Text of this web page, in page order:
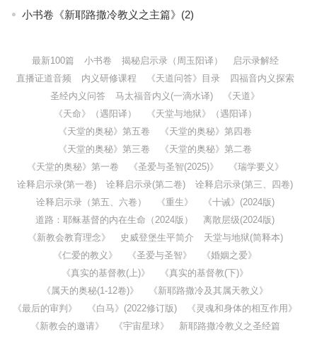
小书卷《新耶路撒冷教义之主篇》(2)
最新100篇 小书卷 揭秘启示录（周玉阳译）
启示录解经
直播证道音频
内义研修课程 《天道问答》目录
四福音内义探索
圣经内义问答
马太福音内义(一滴水译)
《天道》
《天命》（遇阳译）
《天堂与地狱》（遇阳译）
《天堂的奥秘》第五卷
《天堂的奥秘》第四卷
《天堂的奥秘》第三卷
《天堂的奥秘》第二卷
《天堂的奥秘》第一卷
《圣爱与圣智(2025)》
《瑞学要义》
诠释启示录(第一卷)
诠释启示录(第二卷)
诠释启示录(第三、四卷)
诠释启示录（第五、六卷）
《重生》
《十诫》(2024版)
道路：耶稣基督的内在生命（2024版）
离散层级(2024版)
《新教会教育理念》
史威登堡生平简介
天堂与地狱(简释本)
《仁爱的教义》
《圣爱与圣智》
《婚姻之爱》
《真实的基督教(上)》
《真实的基督教(下)》
《属天的奥秘(1-12卷)》
《新耶路撒冷及其属天教义》
《最后的审判》
《白马》(2022修订版)
《灵魂和身体的相互作用》
《新教会的邀请》
《宇宙星球》
新耶路撒冷教义之圣经篇